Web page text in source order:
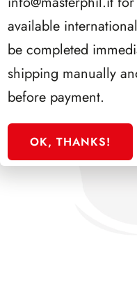
available
be completed
shipping manually
before payment.
OK, THANKS!